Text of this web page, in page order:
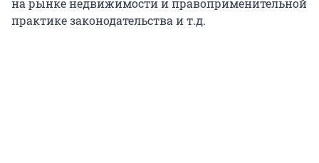
на рынке недвижимости и правоприменительной
практике законодательства и т.д.